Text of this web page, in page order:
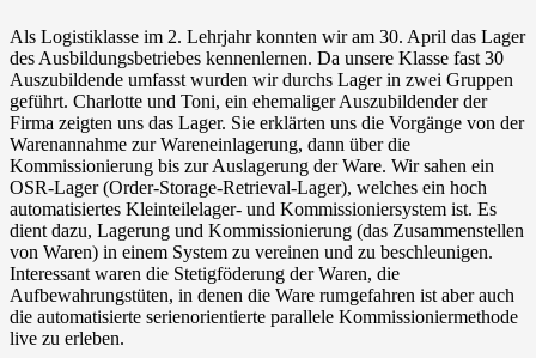
Als Logistiklasse im 2. Lehrjahr konnten wir am 30. April das Lager
des Ausbildungsbetriebes kennenlernen. Da unsere Klasse fast 30
Auszubildende umfasst wurden wir durchs Lager in zwei Gruppen
geführt. Charlotte und Toni, ein ehemaliger Auszubildender der
Firma zeigten uns das Lager. Sie erklärten uns die Vorgänge von der
Warenannahme zur Wareneinlagerung, dann über die
Kommissionierung bis zur Auslagerung der Ware. Wir sahen ein
OSR-Lager (Order-Storage-Retrieval-Lager), welches ein hoch
automatisiertes Kleinteilelager- und Kommissioniersystem ist. Es
dient dazu, Lagerung und Kommissionierung (das Zusammenstellen
von Waren) in einem System zu vereinen und zu beschleunigen.
Interessant waren die Stetigföderung der Waren, die
Aufbewahrungstüten, in denen die Ware rumgefahren ist aber auch
die automatisierte serienorientierte parallele Kommissioniermethode
live zu erleben.